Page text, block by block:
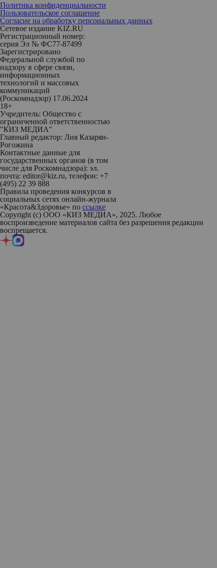
Политика конфиденциальности
Пользовательское соглашение
Согласие на обработку персональных данных
Сетевое издание KIZ.RU
Регистрационный номер:
серия Эл № ФС77-87499
Зарегистрировано
Федеральной службой по
надзору в сфере связи,
информационных
технологий и массовых
коммуникаций
(Роскомнадзор) 17.06.2024
18+
Учредитель: Общество с
ограниченной ответственностью
"КИЗ МЕДИА"
Главный редактор: Лия Казарян-
Рогожина
Контактные данные для
государственных органов (в том
числе для Роскомнадзора): эл.
почта: editor@kiz.ru, телефон: +7
(495) 22 39 888
Правила проведения конкурсов в
социальных сетях онлайн-журнала
«Красота&Здоровье» по ссылке
Copyright (с) ООО «КИЗ МЕДИА», 2025. Любое
воспроизведение материалов сайта без разрешения редакции
воспрещается.